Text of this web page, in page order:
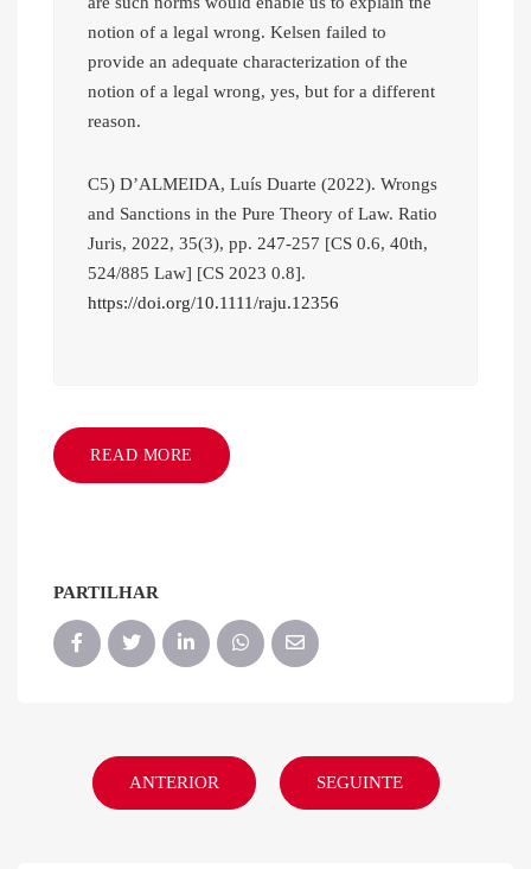
notion of a legal wrong. Kelsen failed to
provide an adequate characterization of the
notion of a legal wrong, yes, but for a different
reason.
C5) D’ALMEIDA, Luís Duarte (2022). Wrongs
and Sanctions in the Pure Theory of Law. Ratio
Juris, 2022, 35(3), pp. 247-257 [CS 0.6, 40th,
524/885 Law] [CS 2023 0.8].
https://doi.org/10.1111/raju.12356
READ MORE
PARTILHAR
ANTERIOR SEGUINTE